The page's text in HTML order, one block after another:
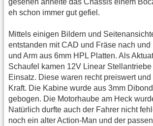
eh schon immer gut gefiel.
Mittels einigen Bildern und
entstanden mit CAD und Fräse nach
und Arm aus 6mm HPL Platten. Als
Schaufel kamen 12V Linear
Einsatz. Diese waren recht preiswert und
Kraft. Die Kabine wurde aus 3mm
gebogen. Die Motorhaube am Heck
Natürlich durfte auch der Fahrer nicht
noch ein alter Action-Man und der